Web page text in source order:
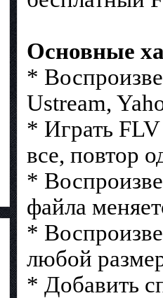
Основные
*
Ustream,
* Играть FLV
все, повтор
*
файла
*
любой
* Добавить